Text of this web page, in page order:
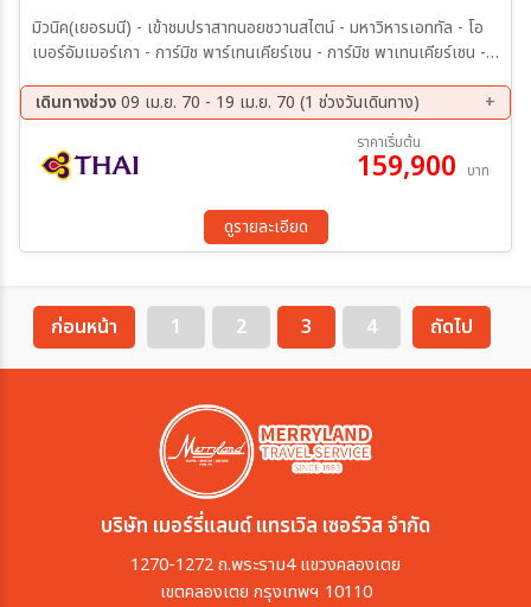
มิวนิค(เยอรมนี) - เข้าชมปราสาทนอยชวานสไตน์ - มหาวิหารเอททัล - โอ
เบอร์อัมเมอร์เกา - การ์มิช พาร์เทนเคียร์เชน - การ์มิช พาเทนเคียร์เชน -
ออสเตรีย) - ฮัลลสตัทท์ - เวียนนา - ชมเมือง - เข้าชมพระราชวังเชินบรุนน์
- ช้อปปิ้งย่านถนนคาร์ทเนอร์ - ช้อปปิ้งเอาท์เล็ท(Designer Outlet
Parndorf) - บูดาเปสต์ (ฮังการี) - ล่องเรือแม่น้ำดานูปพร้อมรับประทาน
อาหารค่ำ - นั่งรถไฟฟ้าขึ้นสู่ปราสาทบูดา – ป้อมฟิชเชอร์แมน บาสเตียน -
คลุมล็อฟ - เรเกินส์บวร์ก – กรุงมิวนิค – ชมเมือง - ช้อปปิ้ง – โรงเบียร์
เยอรมัน - เก็บภาพพระราชวังนิมเฟินบวร์ค
เดินทางช่วง09 เม.ย. 70 - 19 เม.ย. 70 (1 ช่วงวันเดินทาง)
ราคาเริ่มต้น
159,900 บาท
ดูรายละเอียด
ก่อนหน้า 1 2 3 4 ถัดไป
บริษัท เมอร์รี่แลนด์ แทรเวิล เซอร์วิส จำกัด
1270-1272 ถ.พระราม4 แขวงคลองเตย
เขตคลองเตย กรุงเทพฯ 10110